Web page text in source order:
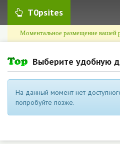
T0psites
Моментальное размещение вашей
Выберите удобную
На данный момент нет
попробуйте позже.